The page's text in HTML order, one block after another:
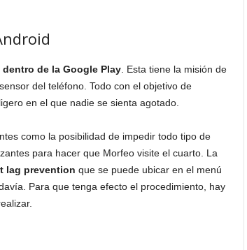
de la Google Play. Esta tiene la misión de
del teléfono. Todo con el objetivo de
en el que nadie se sienta agotado.
como la posibilidad de impedir todo tipo de
para hacer que Morfeo visite el cuarto. La
lag prevention que se puede ubicar en el menú
Para que tenga efecto el procedimiento, hay